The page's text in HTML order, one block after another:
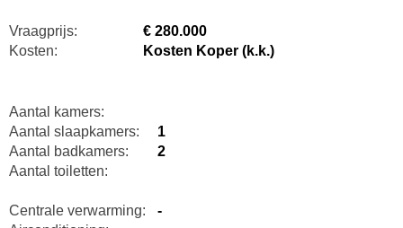
Vraagprijs:
€ 280.000
Kosten:
Kosten Koper (k.k.)
Aantal kamers:
Aantal slaapkamers:
1
Aantal badkamers:
2
Aantal toiletten:
Centrale verwarming:
-